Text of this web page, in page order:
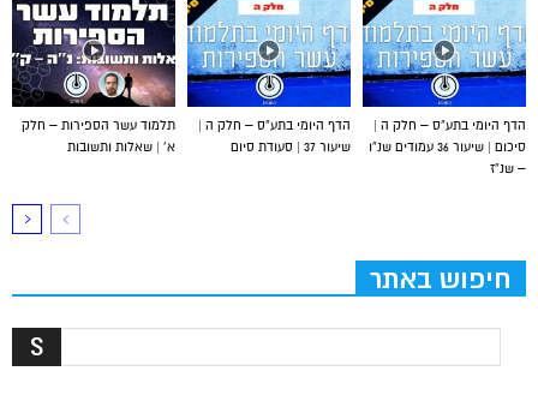
תלמוד עשר הספירות – חלק
א’ | שאלות ותשובות
הדף היומי בתע”ס – חלק ה |
שיעור 37 | סעודת סיום
הדף היומי בתע”ס – חלק ה |
סיכום | שיעור 36 עמודים שנ”ו
– שנ”ז
חיפוש באתר